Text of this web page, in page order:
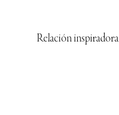
Relación inspiradora